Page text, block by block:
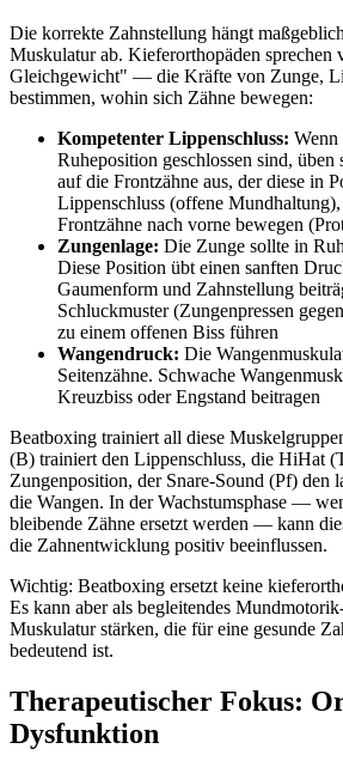
Die korrekte Zahnstellung hängt
Muskulatur ab. Kieferorthopäden sprechen
Gleichgewicht" — die Kräfte von Zunge,
bestimmen, wohin sich Zähne bewegen:
Kompetenter Lippenschluss:
Ruheposition geschlossen sind,
auf die Frontzähne aus, der diese in
Lippenschluss (offene
Frontzähne nach vorne bewegen
Zungenlage: Die Zunge sollte in
Diese Position übt einen sanften
Gaumenform und Zahnstellung
Schluckmuster (Zungenpressen
zu einem offenen Biss führen
Wangendruck: Die
Seitenzähne. Schwache
Kreuzbiss oder Engstand beitragen
Beatboxing trainiert all diese
(B) trainiert den Lippenschluss, die HiHat
Zungenposition, der Snare-Sound (Pf) den
die Wangen. In der Wachstumsphase —
bleibende Zähne ersetzt werden — kann
die Zahnentwicklung positiv beeinflussen.
Wichtig: Beatboxing ersetzt keine
Es kann aber als begleitendes
Muskulatur stärken, die für eine gesunde
bedeutend ist.
Therapeutischer Fokus:
Dysfunktion